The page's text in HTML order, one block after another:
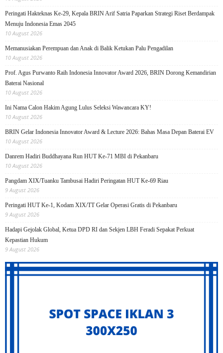
Peringati Hakteknas Ke-29, Kepala BRIN Arif Satria Paparkan Strategi Riset Berdampak
Menuju Indonesia Emas 2045
10 August 2026
Memanusiakan Perempuan dan Anak di Balik Ketukan Palu Pengadilan
10 August 2026
Prof. Agus Purwanto Raih Indonesia Innovator Award 2026, BRIN Dorong Kemandirian
Baterai Nasional
10 August 2026
Ini Nama Calon Hakim Agung Lulus Seleksi Wawancara KY!
10 August 2026
BRIN Gelar Indonesia Innovator Award & Lecture 2026: Bahas Masa Depan Baterai EV
10 August 2026
Danrem Hadiri Buddhayana Run HUT Ke-71 MBI di Pekanbaru
10 August 2026
Pangdam XIX/Tuanku Tambusai Hadiri Peringatan HUT Ke-69 Riau
9 August 2026
Peringati HUT Ke-1, Kodam XIX/TT Gelar Operasi Gratis di Pekanbaru
9 August 2026
Hadapi Gejolak Global, Ketua DPD RI dan Sekjen LBH Feradi Sepakat Perkuat
Kepastian Hukum
9 August 2026